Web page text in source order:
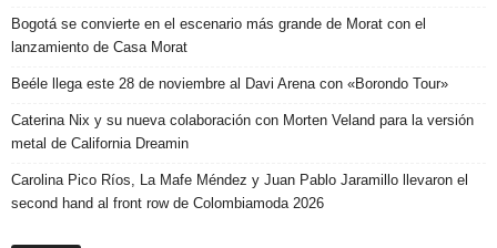
Bogotá se convierte en el escenario más grande de Morat con el
lanzamiento de Casa Morat
Beéle llega este 28 de noviembre al Davi Arena con «Borondo Tour»
Caterina Nix y su nueva colaboración con Morten Veland para la versión
metal de California Dreamin
Carolina Pico Ríos, La Mafe Méndez y Juan Pablo Jaramillo llevaron el
second hand al front row de Colombiamoda 2026